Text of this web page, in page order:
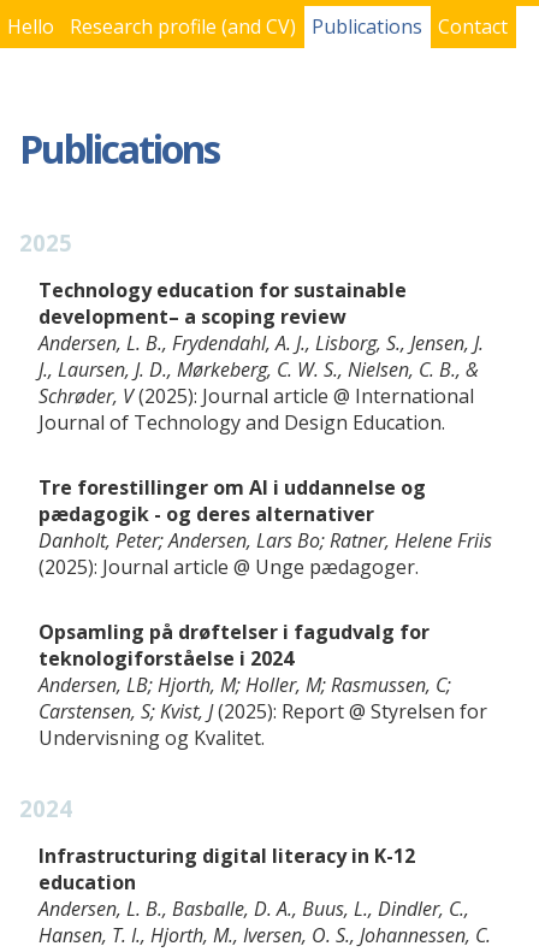
Hello Research profile (and CV) Publications Contact
Publications
2025
Technology education for sustainable
development– a scoping review
Andersen, L. B., Frydendahl, A. J., Lisborg, S., Jensen, J.
J., Laursen, J. D., Mørkeberg, C. W. S., Nielsen, C. B., &
Schrøder, V 2025 Journal article
International
Journal of Technology and Design Education
Tre forestillinger om Al i uddannelse og
pædagogik - og deres alternativer
Danholt, Peter; Andersen, Lars Bo; Ratner, Helene Friis
2025
Journal article Unge pædagoger
Opsamling på drøftelser i fagudvalg for
teknologiforståelse i 2024
Andersen, LB; Hjorth, M; Holler, M; Rasmussen, C;
Carstensen, S; Kvist, J 2025 Report
Styrelsen for
Undervisning og Kvalitet
2024
Infrastructuring digital literacy in K-12
education
Andersen, L. B., Basballe, D. A., Buus, L., Dindler, C.,
Hansen, T. I., Hjorth, M., Iversen, O. S., Johannessen, C.